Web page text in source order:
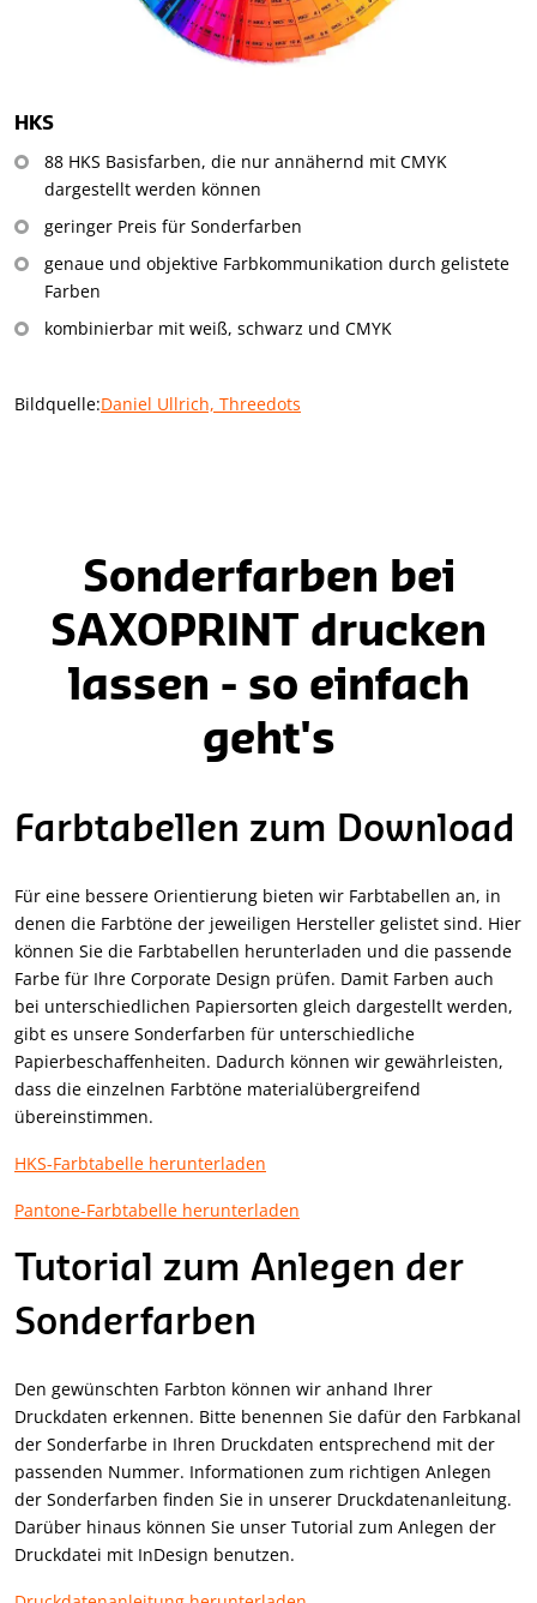
HKS
88 HKS Basisfarben, die nur annähernd mit CMYK
dargestellt werden können
geringer Preis für Sonderfarben
genaue und objektive Farbkommunikation durch gelistete
Farben
kombinierbar mit weiß, schwarz und CMYK
Bildquelle:Daniel Ullrich, Threedots
Sonderfarben bei
SAXOPRINT drucken
lassen - so einfach
geht's
Farbtabellen zum Download
Für eine bessere Orientierung bieten wir Farbtabellen an, in
denen die Farbtöne der jeweiligen Hersteller gelistet sind. Hier
können Sie die Farbtabellen herunterladen und die passende
Farbe für Ihre Corporate Design prüfen. Damit Farben auch
bei unterschiedlichen Papiersorten gleich dargestellt werden,
gibt es unsere Sonderfarben für unterschiedliche
Papierbeschaffenheiten. Dadurch können wir gewährleisten,
dass die einzelnen Farbtöne materialübergreifend
übereinstimmen.
HKS-Farbtabelle herunterladen
Pantone-Farbtabelle herunterladen
Tutorial zum Anlegen der
Sonderfarben
Den gewünschten Farbton können wir anhand Ihrer
Druckdaten erkennen. Bitte benennen Sie dafür den Farbkanal
der Sonderfarbe in Ihren Druckdaten entsprechend mit der
passenden Nummer. Informationen zum richtigen Anlegen
der Sonderfarben finden Sie in unserer Druckdatenanleitung.
Darüber hinaus können Sie unser Tutorial zum Anlegen der
Druckdatei mit InDesign benutzen.